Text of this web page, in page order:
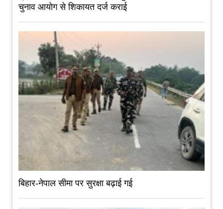
चुनाव आयोग से शिकायत दर्ज कराई
बिहार-नेपाल सीमा पर सुरक्षा बढ़ाई गई